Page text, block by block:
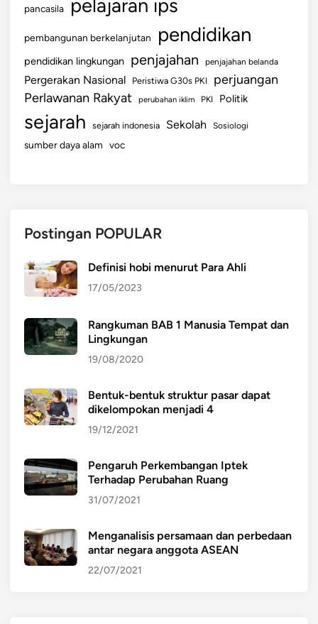
pancasila pelajaran ips
pembangunan berkelanjutan pendidikan
pendidikan lingkungan penjajahan penjajahan belanda
Pergerakan Nasional Peristiwa G30s PKI perjuangan
Perlawanan Rakyat perubahan iklim PKI Politik
sejarah sejarah indonesia Sekolah Sosiologi
sumber daya alam voc
Postingan POPULAR
Definisi hobi menurut Para Ahli
17/05/2023
Rangkuman BAB 1 Manusia Tempat dan
Lingkungan
19/08/2020
Bentuk-bentuk struktur pasar dapat
dikelompokan menjadi 4
19/12/2021
Pengaruh Perkembangan Iptek
Terhadap Perubahan Ruang
31/07/2021
Menganalisis persamaan dan perbedaan
antar negara anggota ASEAN
22/07/2021